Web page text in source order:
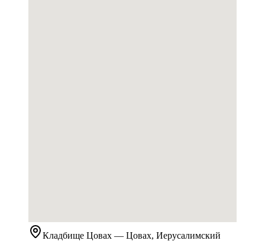
Кладбище Цовах — Цовах, Иерусалимский